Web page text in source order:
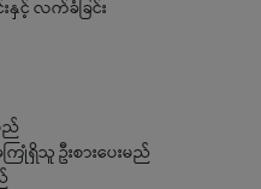
နှင့် လက်ခံခြင်း
ည်
ြုံရှိသူ ဦးစားပေးမည်